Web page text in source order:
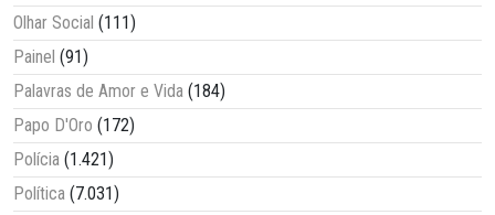
Olhar Social (111)
Painel (91)
Palavras de Amor e Vida (184)
Papo D'Oro (172)
Polícia (1.421)
Política (7.031)